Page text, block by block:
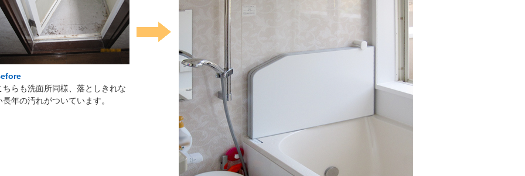
ちらも洗面所同様、落としきれな
長年の汚れがついています。